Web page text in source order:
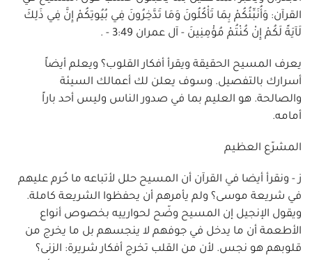
القرآن: وَأُنَبِّئُكُمْ بِمَا تَأْكُلُونَ وَمَا تَدَّخِرُونَ فِي بُيُوتِكُمْ إِنَّ فِي ذَلِكَ
لَآيَةً لَكُمْ إِنْ كُنْتُمْ مُؤْمِنِينَ - آل عمران 3:49 - .
يعرف المسيح الحقيقة ويقرأ أفكار القلوب؟ ويعلم أيضاً
أسرارك بالتفصيل. وسوف يعلن لك أعمالك السيئة
والصالحة. هو العليم بما في صدور الناس وليس أحد باراً
أمامه.
المشرّع العظيم
ز - ونقرأ أيضا في القرآن أن المسيح حلل لأتباعه ما حُرم عليهم
في شريعة موسى؟ ولم يأمرهم أن يحفظوا الشريعة كاملة.
ويقول الإنجيل إن المسيح وضّح لحوارييه بخصوص أنواع
الأطعمة أن ما يدخل في جوفهم لا ينجسهم بل ما يخرج من
قلوبهم هو نجس. لأن من القلب تخرج أفكار شريرة: الزنى؟